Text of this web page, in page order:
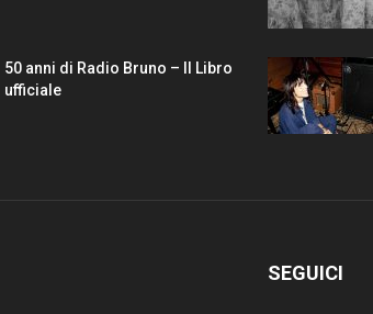
50 anni di Radio Bruno – Il Libro
ufficiale
SEGUICI